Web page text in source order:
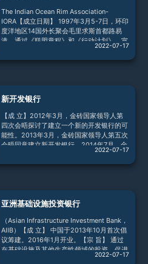
织是监督《公约》实施的机构，以确保《
The Indian Ocean Rim Association-
IORA【成立日期】 1997年3月5-7日，环印
度洋地区14国外长聚会毛里求斯首都路易
港，通过《联盟章程》和《行动计划》，宣
Ocean Rim Association for Regional
洋联盟（The Indian Ocean Rim Associa
2022-07-17
新开发银行
【成 立】2012年3月，金砖国家领导人第
四次会晤探讨了建立一个新的开发银行的可
能性。2013年3月，金砖国家领导人第五次
会晤同意建立新开发银行。2014年7月，金
见证签署《成立新开发银行的协议》。
资源，作为现有多边和区域金融机构的补
国家（中国、巴西、俄罗斯、印度、南非）
为创始成员，新开发银行理事会亦已批准吸
收阿
2022-07-17
亚洲基础设施投资银行
（Asian Infrastructure Investment Bank，
AIIB）【成 立】 中国于2013年10月首次倡
议筹建。2016年1月开业。【宗 旨】 通过
在基础设施及其他生产性领域的投资，促进
亚洲经济可持续发展、创造财富并改善基础
2022-07-17